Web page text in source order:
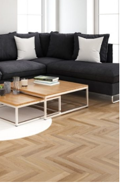
איך לעצב את
פינתי?
הסלון הוא מרחב הרגיעה
סביבת המגורים והחדר
את הטון העיצובי הכולל